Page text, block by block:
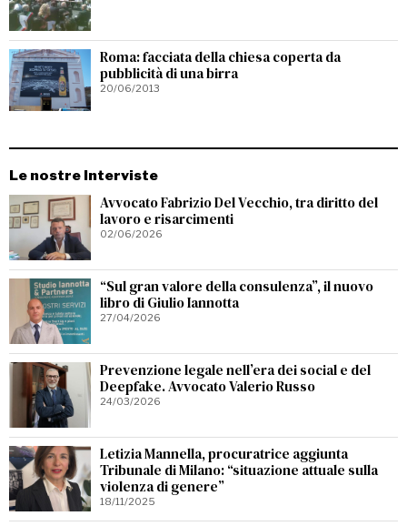
Roma: facciata della chiesa coperta da
pubblicità di una birra
20/06/2013
Le nostre Interviste
Avvocato Fabrizio Del Vecchio, tra diritto del
lavoro e risarcimenti
02/06/2026
“Sul gran valore della consulenza”, il nuovo
libro di Giulio Iannotta
27/04/2026
Prevenzione legale nell’era dei social e del
Deepfake. Avvocato Valerio Russo
24/03/2026
Letizia Mannella, procuratrice aggiunta
Tribunale di Milano: “situazione attuale sulla
violenza di genere”
18/11/2025